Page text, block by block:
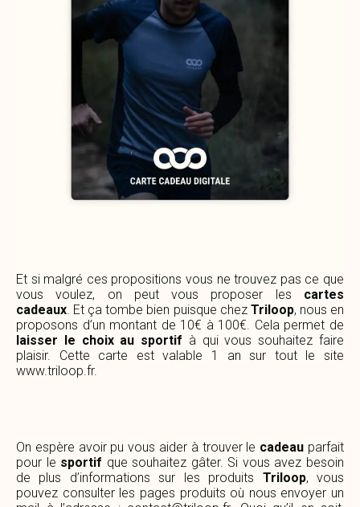
Et si malgré ces propositions vous ne trouvez pas ce que
vous voulez, on peut vous proposer les cartes
cadeaux . Et ça tombe bien puisque chez Triloop, nous en
proposons d’un montant de 10€ à 100€. Cela permet de
laisser le choix au sportif à qui vous souhaitez faire
plaisir. Cette carte est valable 1 an sur tout le site
www.triloop.fr.
On espère avoir pu vous aider à trouver le cadeau parfait
pour le sportif que souhaitez gâter. Si vous avez besoin
de plus d’informations sur les produits Triloop, vous
pouvez consulter les pages produits où nous envoyer un